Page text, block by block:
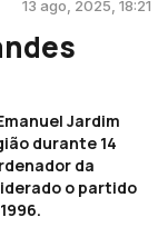
13 ago, 2025, 18:21
Jardim
durante 14
da
o partido